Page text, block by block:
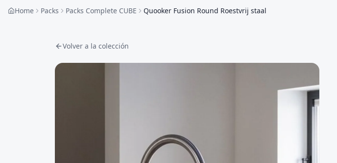
Home Packs Packs Complete CUBE Quooker Fusion Round Roestvrij staal
Volver a la colección